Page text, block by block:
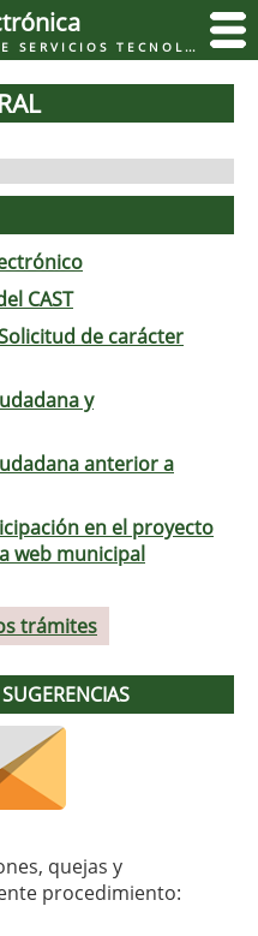
CONSORCIO ASTURIANO DE SERVICIOS TECNOLÓGICOS
CAST
de carácter
y
anterior a
en el proyecto
web municipal
trámites
quejas y
procedimiento: